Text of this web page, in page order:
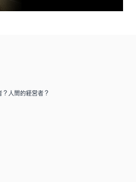
？人間的経営者？